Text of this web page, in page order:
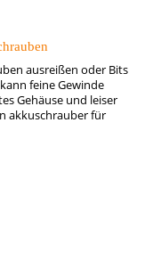
ausreißen oder Bits
feine Gewinde
Gehäuse und leiser
akkuschrauber für